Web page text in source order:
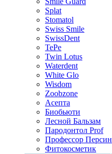
Splat
Stomatol
Swiss Smile
SwissDent
TePe
Twin Lotus
Waterdent
White Glo
Wisdom
Zoobzone
Асепта
Биобьюти
Лесной Бальзам
Пародонтол Prof
Профессор Персин
Фитокосметик